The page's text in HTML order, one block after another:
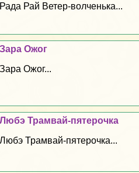
Рада Рай Ветер-волченька...
Зара Ожог
Зара Ожог...
Любэ Трамвай-пятерочка
Любэ Трамвай-пятерочка...